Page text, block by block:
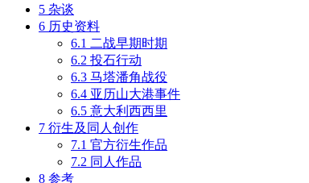
5 杂谈
6 历史资料
6.1 二战早期时期
6.2 投石行动
6.3 马塔潘角战役
6.4 亚历山大港事件
6.5 意大利西西里
7 衍生及同人创作
7.1 官方衍生作品
7.2 同人作品
8 参考